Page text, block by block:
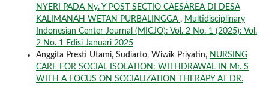
NYERI PADA Ny. Y POST SECTIO CAESAREA DI DESA
KALIMANAH WETAN PURBALINGGA , Multidisciplinary
Indonesian Center Journal (MICJO): Vol. 2 No. 1 (2025): Vol.
2 No. 1 Edisi Januari 2025
Anggita Presti Utami, Sudiarto, Wiwik Priyatin, NURSING
CARE FOR SOCIAL ISOLATION: WITHDRAWAL IN Mr. S
WITH A FOCUS ON SOCIALIZATION THERAPY AT DR.